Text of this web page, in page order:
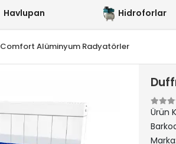
Havlupan Hidroforlar
Comfort Alüminyum Radyatörler
Ürün
Marka: